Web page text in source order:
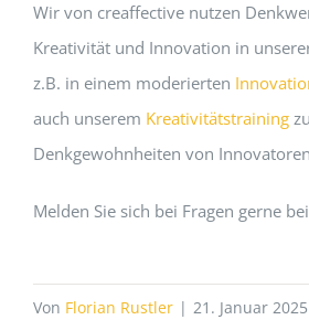
Wir von creaffective nutzen
Kreativität und Innovation in
z.B. in einem moderierten
auch unserem Kreativitätstrainingzu
Denkgewohnheiten von
Melden Sie sich bei Fragen gerne
Von Florian Rustler | 21. Januar 2025